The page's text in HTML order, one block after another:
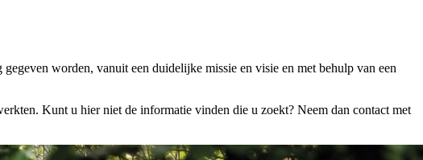
worden, vanuit een duidelijke missie en visie en met behulp van een
Kunt u hier niet de informatie vinden die u zoekt? Neem dan contact met